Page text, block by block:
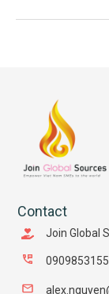
Contact
Join Global
0909853155